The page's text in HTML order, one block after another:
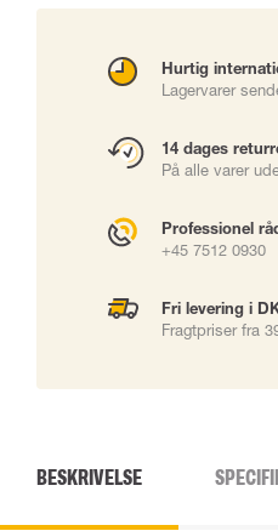
Hurtig
Lagervarer
14 dages
På alle varer
Professionel
+45 7512 0930
Fri levering i
Fragtpriser fra
BESKRIVELSE